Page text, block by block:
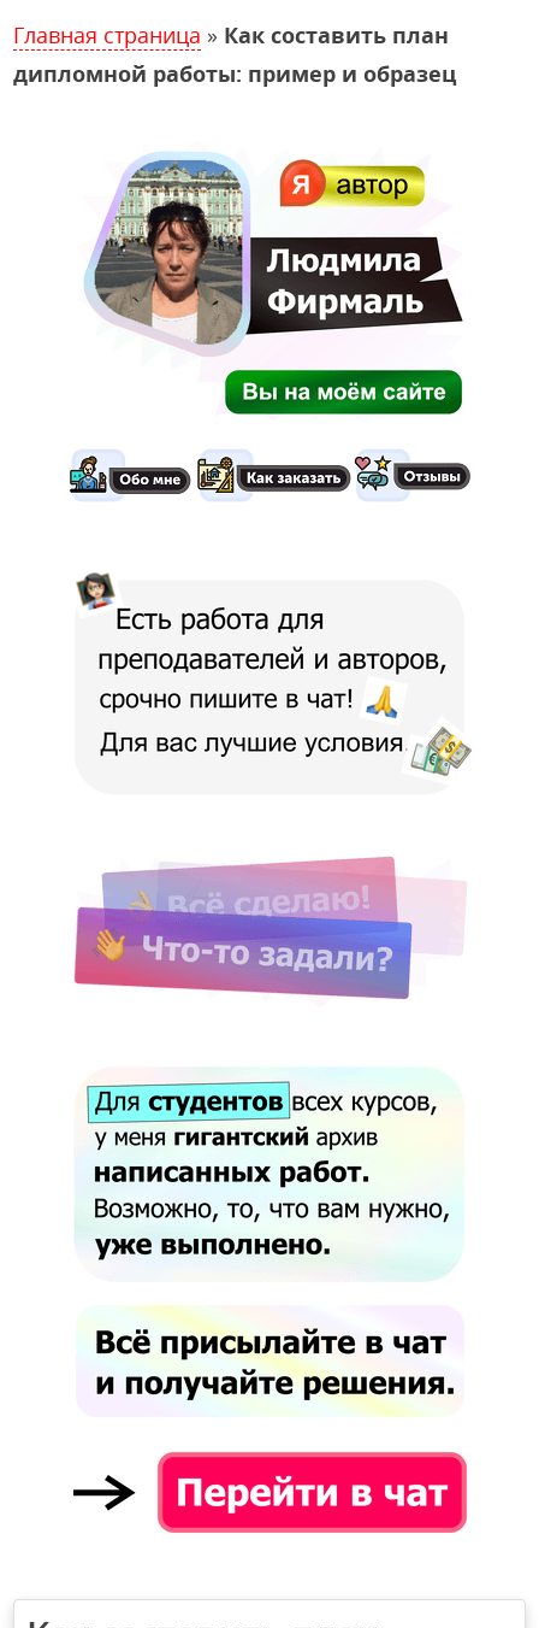
Главная страница » Как составить план
дипломной работы: пример и образец